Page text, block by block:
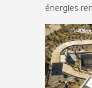
énergies